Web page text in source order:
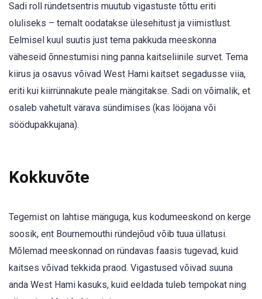
Sadi roll ründetsentris muutub vigastuste tõttu eriti
oluliseks – temalt oodatakse ülesehitust ja viimistlust.
Eelmisel kuul suutis just tema pakkuda meeskonna
väheseid õnnestumisi ning panna kaitseliinile survet. Tema
kiirus ja osavus võivad West Hami kaitset segadusse viia,
eriti kui kiirrünnakute peale mängitakse. Sadi on võimalik, et
osaleb vahetult värava sündimises (kas lööjana või
söödupakkujana).
Kokkuvõte
Tegemist on lahtise mänguga, kus kodumeeskond on kerge
soosik, ent Bournemouthi ründejõud võib tuua üllatusi.
Mõlemad meeskonnad on ründavas faasis tugevad, kuid
kaitses võivad tekkida praod. Vigastused võivad suuna
anda West Hami kasuks, kuid eeldada tuleb tempokat ning